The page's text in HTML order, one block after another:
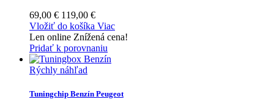
69,00 € 119,00 €
Vložiť do košíka Viac
Len online Znížená cena!
Pridať k porovnaniu
Rýchly náhľad
Tuningchip Benzín Peugeot